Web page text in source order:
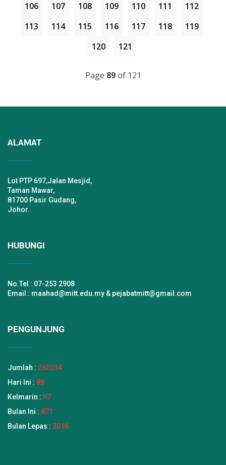
106
107 108 109 110 111
112
113
114 115 116 117 118
119
120
121
Page 89of 121
ALAMAT
Lot PTP 697,Jalan Mesjid,
Taman Mawar,
81700 Pasir Gudang,
Johor.
HUBUNGI
No.Tel : 07-253 2908
Email : maahad@mitt.edu.my & pejabatmitt@gmail.com
PENGUNJUNG
Jumlah : 260234
Hari Ini : 88
Kelmarin : 97
Bulan Ini : 871
Bulan Lepas : 2016